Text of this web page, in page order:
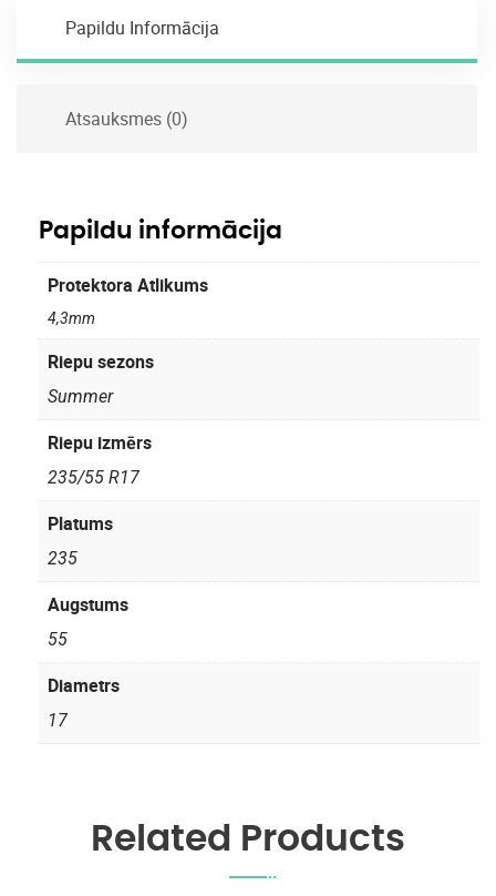
Papildu Informācija
Atsauksmes (0)
Papildu informācija
Protektora Atlikums
4,3mm
Riepu sezons
Summer
Riepu izmērs
235/55 R17
Platums
235
Augstums
55
Diametrs
17
Related Products